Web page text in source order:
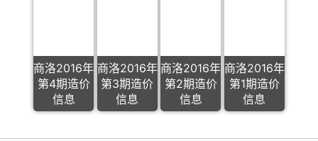
商洛2016年
第4期造价
信息
商洛2016年
第3期造价
信息
商洛2016年
第2期造价
信息
商洛2016年
第1期造价
信息